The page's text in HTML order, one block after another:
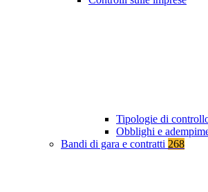
Tipologie di
Obblighi e
Bandi di gara e contratti 268